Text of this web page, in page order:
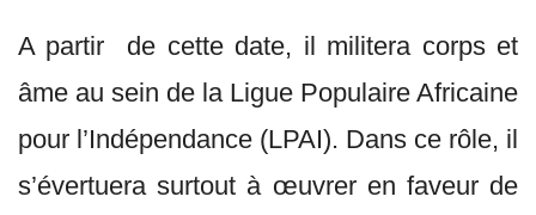
A partir de cette date, il militera corps et
âme au sein de la Ligue Populaire Africaine
pour l’Indépendance (LPAI). Dans ce rôle, il
s’évertuera surtout à œuvrer en faveur de